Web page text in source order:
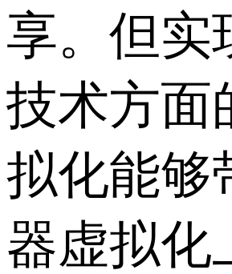
享。但实
技术方面
拟化能够
器虚拟化